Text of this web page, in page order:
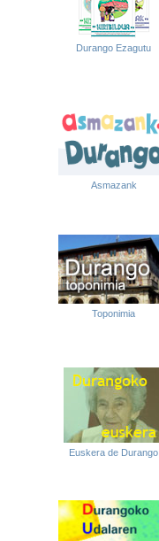
Durango Ezagutu
Asmazank
Toponimia
Euskera de Durango